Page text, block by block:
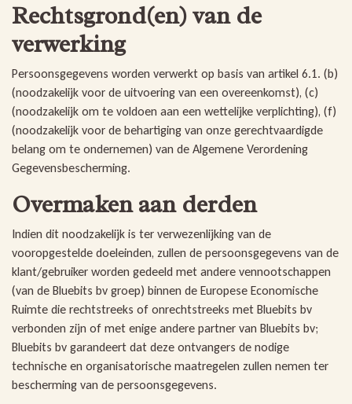
Rechtsgrond(en) van de
verwerking
Persoonsgegevens worden verwerkt op basis van artikel 6.1. (b)
(noodzakelijk voor de uitvoering van een overeenkomst), (c)
(noodzakelijk om te voldoen aan een wettelijke verplichting), (f)
(noodzakelijk voor de behartiging van onze gerechtvaardigde
belang om te ondernemen) van de Algemene Verordening
Gegevensbescherming.
Overmaken aan derden
Indien dit noodzakelijk is ter verwezenlijking van de
vooropgestelde doeleinden, zullen de persoonsgegevens van de
klant/gebruiker worden gedeeld met andere vennootschappen
(van de Bluebits bv groep) binnen de Europese Economische
Ruimte die rechtstreeks of onrechtstreeks met Bluebits bv
verbonden zijn of met enige andere partner van Bluebits bv;
Bluebits bv garandeert dat deze ontvangers de nodige
technische en organisatorische maatregelen zullen nemen ter
bescherming van de persoonsgegevens.